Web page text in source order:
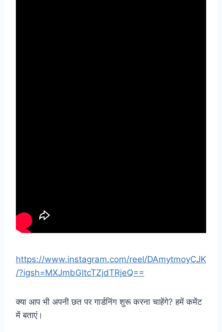
https://www.instagram.com/reel/DAmytmoyCJK
/?igsh=MXJmbGltcTZjdTRjeQ==
क्या आप भी अपनी छत पर गार्डनिंग शुरू करना चाहेंगे? हमें कमेंट
में बताएं।